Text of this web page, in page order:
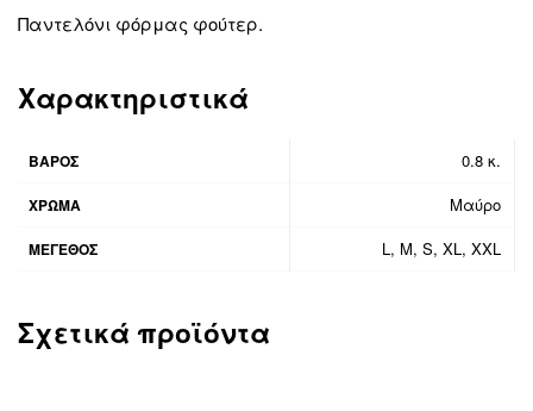
Παντελόνι φόρμας φούτερ.
Χαρακτηριστικά
ΒΆΡΟΣ 0.8 κ.
ΧΡΩΜΑ Μαύρο
ΜΕΓΕΘΟΣ L, M, S, XL, XXL
Σχετικά προϊόντα